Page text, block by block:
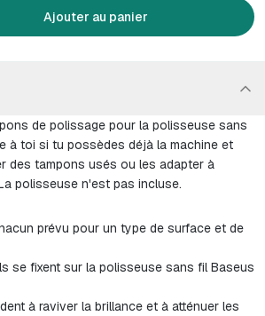
Ajouter au panier
de polissage pour la polisseuse sans
à toi si tu possèdes déjà la machine et
des tampons usés ou les adapter à
polisseuse n'est pas incluse.
prévu pour un type de surface et de
se fixent sur la polisseuse sans fil Baseus
à raviver la brillance et à atténuer les